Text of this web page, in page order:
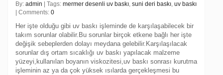
By: admin | Tags: mermer desenli uv baskı, suni deri baskı, uv baskı
| Comments: 0
Her işte olduğu gibi uv baskı işleminde de karşılaşabilecek bir
takım sorunlar olabilir.Bu sorunlar birçok etkene bağlı her işte
değişik sebeplerden dolayı meydana gelebilir.Karşılaşılacak
sorunlar dış ortam sıcaklığı uv baskı yapılacak malzeme
yüzeyi,kullanılan boyanın viskozitesi,uv baskı sonrası kurutma
işleminin az ya da çok yüksek ısılarda gerçekleşmesi bu